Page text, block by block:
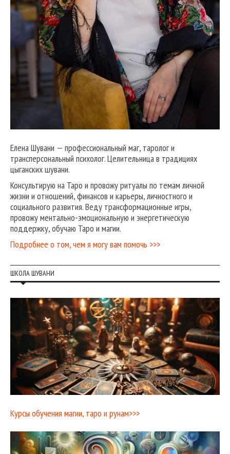
Елена Шувани — профессиональный маг, таролог и
трансперсональный психолог. Целительница в традициях
цыганских шувани.
Консультирую на Таро и провожу ритуалы по темам личной
жизни и отношений, финансов и карьеры, личностного и
социального развития. Веду трансформационные игры,
провожу ментально-эмоциональную и энергетическую
поддержку, обучаю Таро и магии.
Подробнее о том, чем я могу вам помочь >>>
ШКОЛА ШУВАНИ
Курсы обучения магии, таро и рунам>>>